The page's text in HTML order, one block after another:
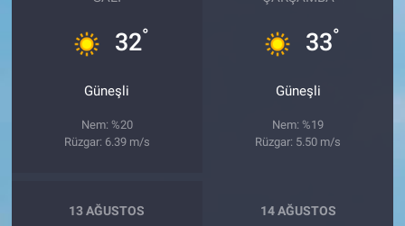
32°
Güneşli
Nem: %20
Rüzgar: 6.39 m/s
33°
Güneşli
Nem: %19
Rüzgar: 5.50 m/s
13 AĞUSTOS 14 AĞUSTOS